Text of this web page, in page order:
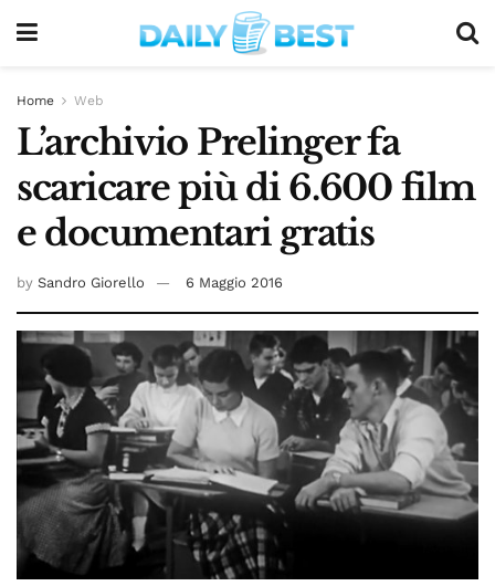
Home Web
L’archivio Prelinger fa
scaricare più di 6.600 film
e documentari gratis
by Sandro Giorello 6 Maggio 2016